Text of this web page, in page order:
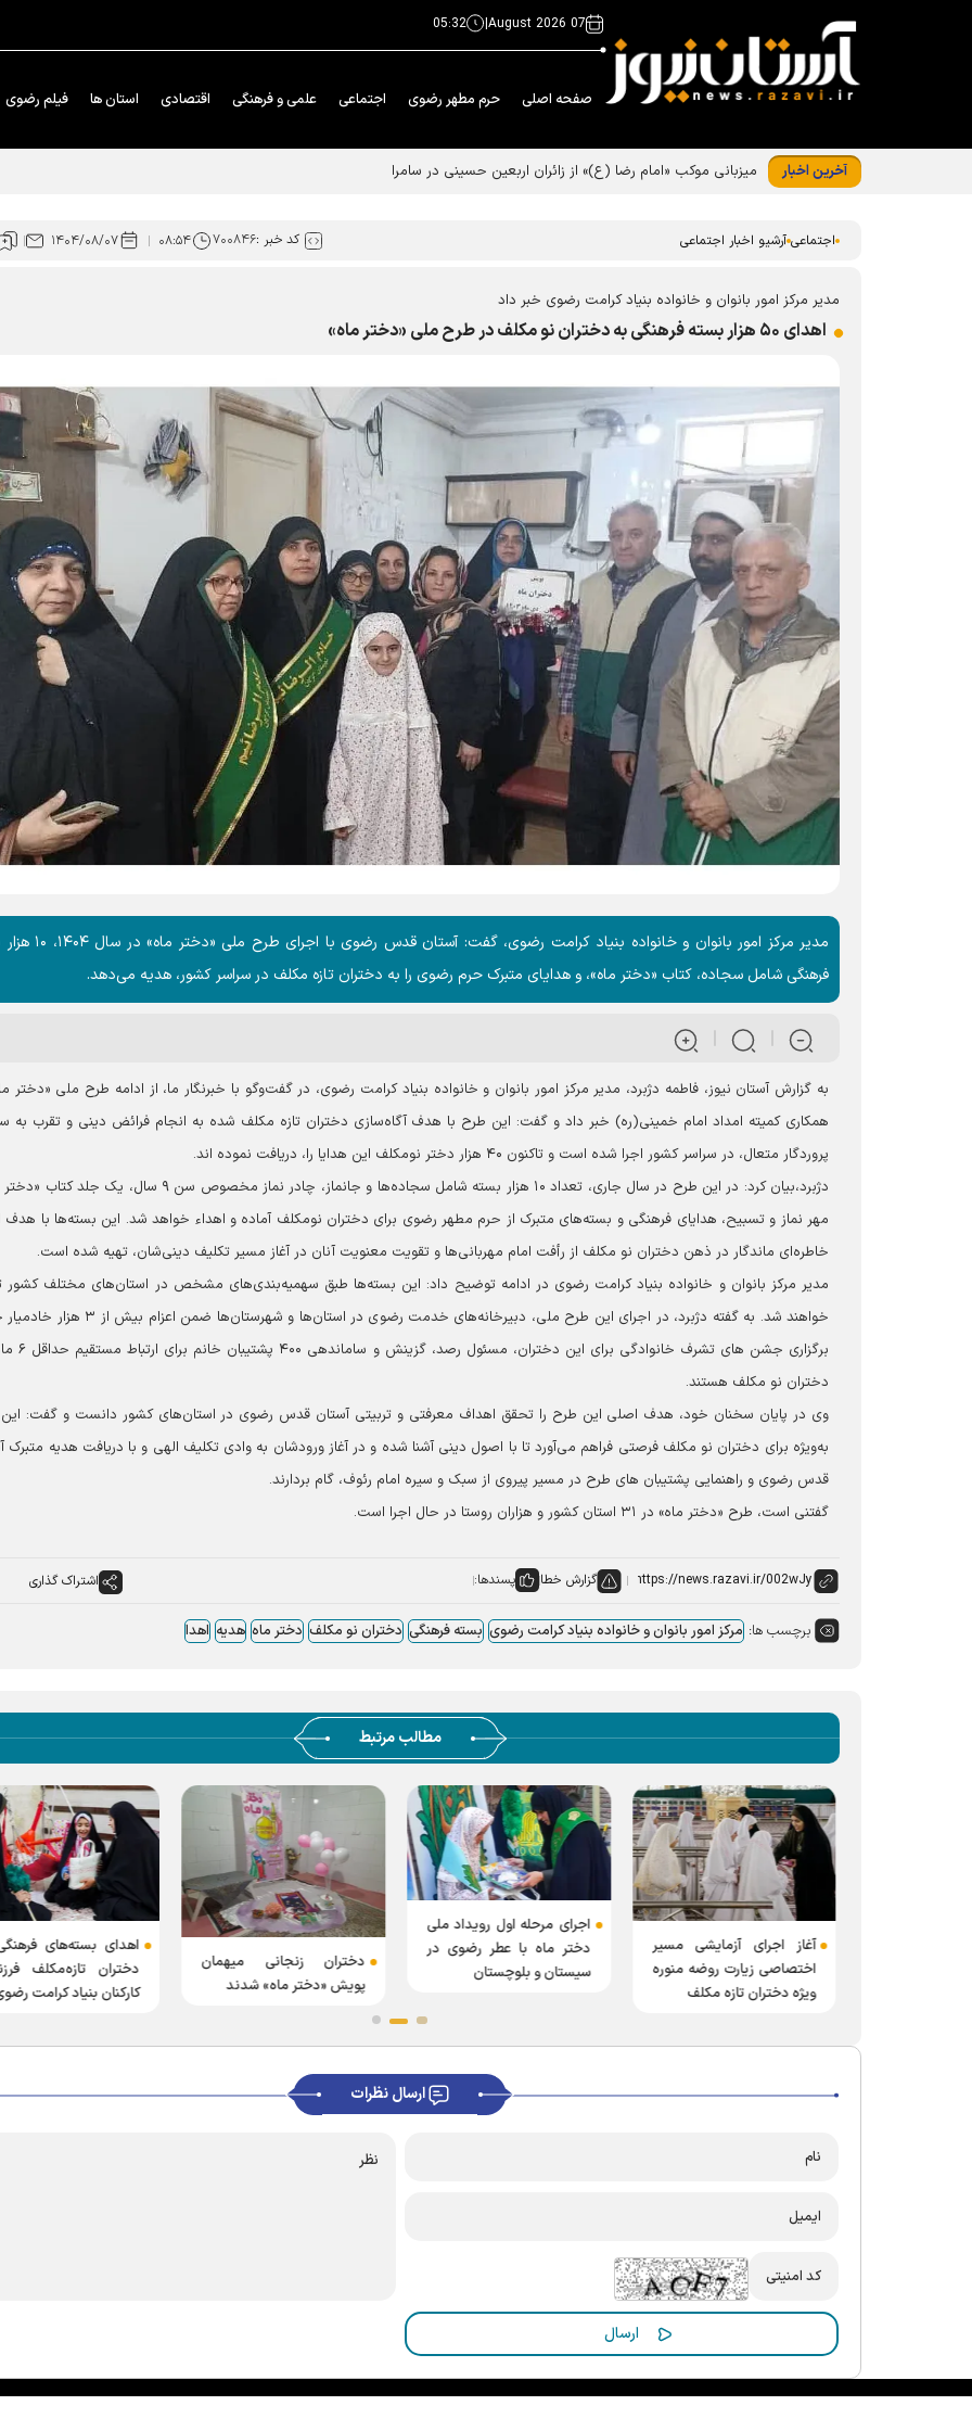
07 August 2026
|
05:32
صفحه اصلی حرم مطهر رضوی اجتماعی علمی و فرهنگی اقتصادی استان ها فیلم رضوی
آخرین اخبار میزبانی موکب «امام رضا (ع)» از زائران اربعین حسینی در سامرا
اجتماعی آرشیو اخبار اجتماعی کد خبر :۷۰۰۸۴۶ ۰۸:۵۴ ۱۴۰۴/۰۸/۰۷
مدیر مرکز امور بانوان و خانواده بنیاد کرامت رضوی خبر داد
اهدای ۵۰ هزار بسته فرهنگی به دختران نو مکلف در طرح ملی «دختر ماه»
مدیر مرکز امور بانوان و خانواده بنیاد کرامت رضوی،
فرهنگی شامل سجاده، کتاب «دختر ماه»، و هدایای متبرک حرم رضوی را به دختران تازه مکلف در سراسر کشور، هدیه می‌دهد.
به گزارش آستان نیوز، فاطمه دژبرد، مدیر مرکز امور بانوان و خانواده بنیاد کرامت رضوی، در گفت‌وگو با خبرنگار ما، از ادامه طرح ملی «دختر
همکاری کمیته امداد امام خمینی(ره) خبر داد و گفت: این طرح با هدف آگاه‌سازی دختران تازه مکلف شده به انجام فرائض دینی و تقرب به
پروردگار متعال، در سراسر کشور اجرا شده است و تاکنون ۴۰ هزار دختر نومکلف این هدایا را، دریافت نموده اند.
دژبرد،بیان کرد: در این طرح در سال جاری، تعداد ۱۰ هزار بسته شامل سجاده‌ها و جانماز، چادر نماز مخصوص سن ۹ سال،
مهر نماز و تسبیح، هدایای فرهنگی و بسته‌های متبرک از حرم مطهر رضوی برای دختران نومکلف آماده و اهداء خواهد شد. این بسته‌ها با هدف
خاطره‌ای ماندگار در ذهن دختران نو مکلف از رأفت امام مهربانی‌ها و تقویت معنویت آنان در آغاز مسیر تکلیف دینی‌شان، تهیه شده است.
مدیر مرکز بانوان و خانواده بنیاد کرامت رضوی در ادامه توضیح داد: این بسته‌ها طبق سهمیه‌بندی‌های مشخص در استان‌های مختلف کشور
خواهند شد. به گفته دژبرد، در اجرای این طرح ملی، دبیرخانه‌های خدمت رضوی در استان‌ها و
برگزاری جشن های تشرف خانوادگی برای این
دختران نو مکلف هستند.
وی در پایان سخنان خود، هدف اصلی این طرح را تحقق اهداف معرفتی و تربیتی آستان قدس رضوی در استان‌های کشور دانست و گفت:
به‌ویژه برای دختران نو مکلف فرصتی فراهم می‌آورد تا با اصول دینی آشنا شده و در آغاز ورودشان به وادی تکلیف الهی و با دریافت هدیه متبرک
قدس رضوی و راهنمایی پشتیبان های طرح در مسیر پیروی از سبک و سیره امام رئوف، گام بردارند.
گفتنی است، طرح «دختر ماه» در ۳۱ استان کشور و هزاران روستا در حال اجرا است.
گزارش خطا پسندها: اشتراک گذاری
برچسب ها: مرکز امور بانوان و خانواده بنیاد کرامت رضوی بسته فرهنگی دختران نو مکلف دختر ماه هدیه اهدا
مطالب مرتبط
آغاز اجرای آزمایشی مسیر
اختصاصی زیارت روضه منوره
ویژه دختران تازه مکلف
اجرای مرحله اول رویداد ملی
دختر ماه با عطر رضوی در
سیستان و بلوچستان
دختران زنجانی میهمان
پویش «دختر ماه» شدند
اهدای بسته‌های
دختران تازه‌مکلف
کارکنان بنیاد کرامت
ارسال نظرات